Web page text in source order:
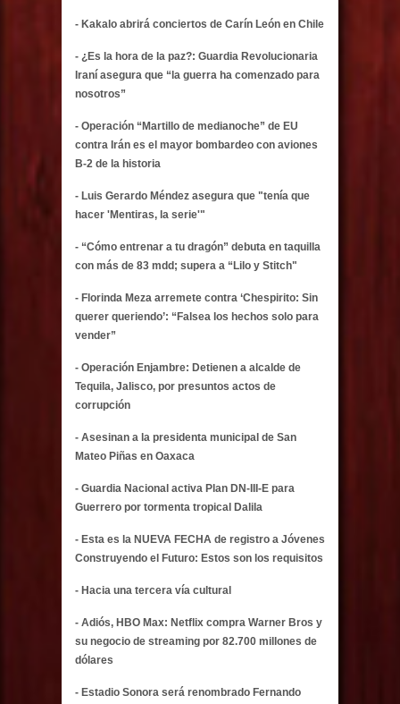
- Kakalo abrirá conciertos de Carín León en Chile
- ¿Es la hora de la paz?: Guardia Revolucionaria
Iraní asegura que “la guerra ha comenzado para
nosotros”
- Operación “Martillo de medianoche” de EU
contra Irán es el mayor bombardeo con aviones
B-2 de la historia
- Luis Gerardo Méndez asegura que "tenía que
hacer 'Mentiras, la serie'"
- “Cómo entrenar a tu dragón” debuta en taquilla
con más de 83 mdd; supera a “Lilo y Stitch"
- Florinda Meza arremete contra ‘Chespirito: Sin
querer queriendo’: “Falsea los hechos solo para
vender”
- Operación Enjambre: Detienen a alcalde de
Tequila, Jalisco, por presuntos actos de
corrupción
- Asesinan a la presidenta municipal de San
Mateo Piñas en Oaxaca
- Guardia Nacional activa Plan DN-III-E para
Guerrero por tormenta tropical Dalila
- Esta es la NUEVA FECHA de registro a Jóvenes
Construyendo el Futuro: Estos son los requisitos
- Hacia una tercera vía cultural
- Adiós, HBO Max: Netflix compra Warner Bros y
su negocio de streaming por 82.700 millones de
dólares
- Estadio Sonora será renombrado Fernando